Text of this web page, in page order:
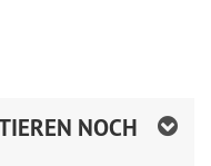
NOCH